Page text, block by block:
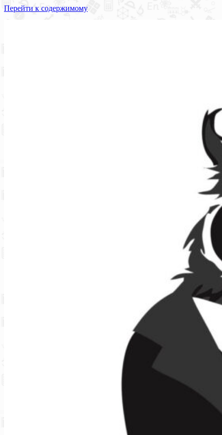
Перейти к содержимому